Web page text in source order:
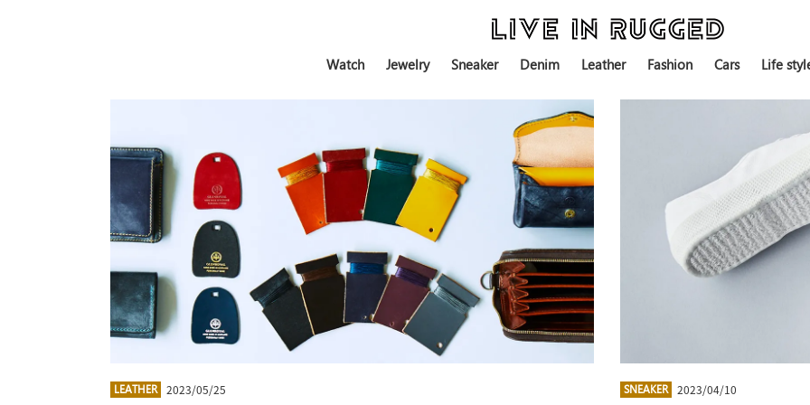
Watch Jewelry Sneaker Denim Leather Fashion Cars Life
LEATHER 2023/05/25 SNEAKER 2023/04/10